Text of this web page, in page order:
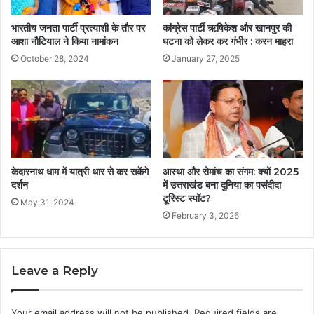
भारतीय जनता पार्टी प्रत्याशी के तौर पर
आशा नौटियाल ने किया नामांकन
October 28, 2024
कांग्रेस पार्टी ऋषिकेश और खानपुर की
घटना को लेकर कर गंभीर : करन माहरा
January 27, 2025
केदारनाथ धाम में यात्री थार से कर सकेंगे
दर्शन
May 31, 2024
आस्था और रोमांच का संगम: क्यों 2025
में उत्तराखंड बना दुनिया का पसंदीदा
टूरिस्ट स्पॉट?
February 3, 2026
Leave a Reply